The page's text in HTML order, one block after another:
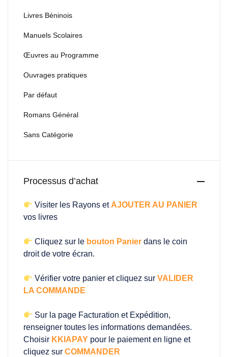
Livres Béninois
Manuels Scolaires
Œuvres au Programme
Ouvrages pratiques
Par défaut
Romans Général
Sans Catégorie
Processus d’achat
Visiter les Rayons et AJOUTER AU PANIER
vos livres
Cliquez sur le bouton Panier dans le coin
droit de votre écran.
Vérifier votre panier et cliquez surVALIDER
LA COMMANDE
Sur la page Facturation et Expédition,
renseigner toutes les informations demandées.
Choisir KKIAPAY pour le paiement en ligne et
cliquez sur COMMANDER